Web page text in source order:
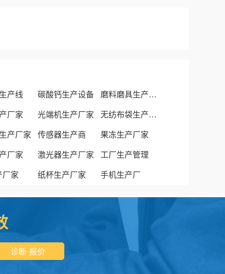
产线 碳酸钙生产设备 磨料磨具生产厂家
厂家 光端机生产厂家 无纺布袋生产厂家
产厂家 传感器生产商 果冻生产厂家
厂家 激光器生产厂家 工厂生产管理
厂家 纸杯生产厂家 手机生产厂